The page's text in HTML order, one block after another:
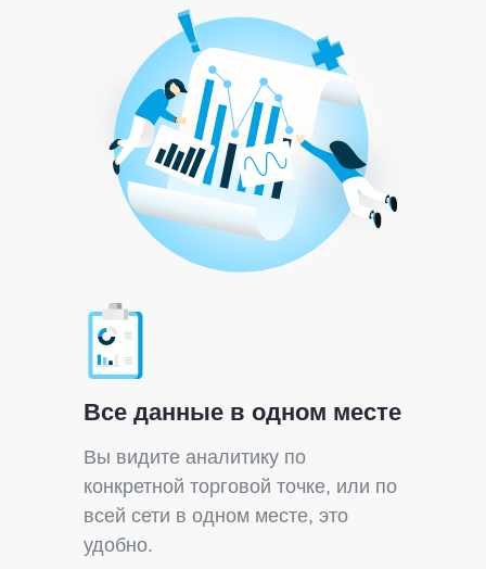
Вы видите аналитику по
конкретной торговой точке, или по
всей сети в одном месте, это
удобно.
Все данные в одном месте